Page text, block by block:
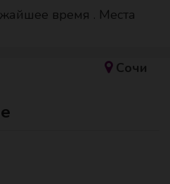
время . Места
Сочи